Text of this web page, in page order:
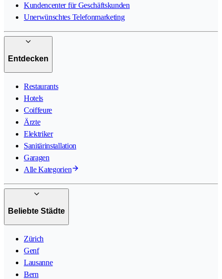
Kundencenter für Geschäftskunden
Unerwünschtes Telefonmarketing
Entdecken
Restaurants
Hotels
Coiffeure
Ärzte
Elektriker
Sanitärinstallation
Garagen
Alle Kategorien
Beliebte Städte
Zürich
Genf
Lausanne
Bern